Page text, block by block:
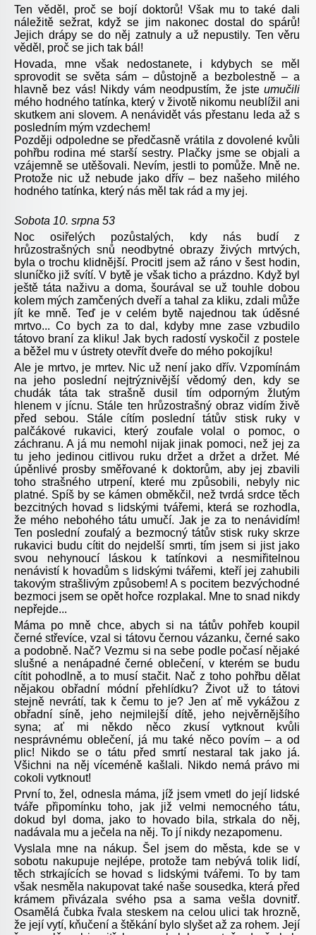
Ten věděl, proč se bojí doktorů! Však mu to také dali
náležitě sežrat, když se jim nakonec dostal do spárů!
Jejich drápy se do něj zatnuly a už nepustily. Ten věru
věděl, proč se jich tak bál!
Hovada, mne však nedostanete, i kdybych se měl
sprovodit se světa sám – důstojně a bezbolestně – a
hlavně bez vás! Nikdy vám neodpustím, že jste umučili
mého hodného tatínka, který v životě nikomu neublížil ani
skutkem ani slovem. A nenávidět vás přestanu leda až s
posledním mým vzdechem!
Později odpoledne se předčasně vrátila z dovolené kvůli
pohřbu rodina mé starší sestry. Plačky jsme se objali a
vzájemně se utěšovali. Nevím, jestli to pomůže. Mně ne.
Protože nic už nebude jako dřív – bez našeho milého
hodného tatínka, který nás měl tak rád a my jej.
Sobota 10. srpna 53
Noc osiřelých pozůstalých, kdy nás budí z
hrůzostrašných snů neodbytné obrazy živých mrtvých,
byla o trochu klidnější. Procitl jsem až ráno v šest hodin,
sluníčko již svítí. V bytě je však ticho a prázdno. Když byl
ještě táta naživu a doma, šourával se už touhle dobou
kolem mých zamčených dveří a tahal za kliku, zdali může
jít ke mně. Teď je v celém bytě najednou tak úděsné
mrtvo... Co bych za to dal, kdyby mne zase vzbudilo
tátovo braní za kliku! Jak bych radostí vyskočil z postele
a běžel mu v ústrety otevřít dveře do mého pokojíku!
Ale je mrtvo, je mrtev. Nic už není jako dřív. Vzpomínám
na jeho poslední nejtrýznivější vědomý den, kdy se
chudák táta tak strašně dusil tím odporným žlutým
hlenem v jícnu. Stále ten hrůzostrašný obraz vidím živě
před sebou. Stále cítím poslední tátův stisk ruky v
palčákové rukavici, který zoufale volal o pomoc, o
záchranu. A já mu nemohl nijak jinak pomoci, než jej za
tu jeho jedinou citlivou ruku držet a držet a držet. Mé
úpěnlivé prosby směřované k doktorům, aby jej zbavili
toho strašného utrpení, které mu způsobili, nebyly nic
platné. Spíš by se kámen obměkčil, než tvrdá srdce těch
bezcitných hovad s lidskými tvářemi, která se rozhodla,
že mého nebohého tátu umučí. Jak je za to nenávidím!
Ten poslední zoufalý a bezmocný tátův stisk ruky skrze
rukavici budu cítit do nejdelší smrti, tím jsem si jist jako
svou nehynoucí láskou k tatínkovi a nesmiřitelnou
nenávistí k hovadům s lidskými tvářemi, kteří jej zahubili
takovým strašlivým způsobem! A s pocitem bezvýchodné
bezmoci jsem se opět hořce rozplakal. Mne to snad nikdy
nepřejde...
Máma po mně chce, abych si na tátův pohřeb koupil
černé střevíce, vzal si tátovu černou vázanku, černé sako
a podobně. Nač? Vezmu si na sebe podle počasí nějaké
slušné a nenápadné černé oblečení, v kterém se budu
cítit pohodlně, a to musí stačit. Nač z toho pohřbu dělat
nějakou obřadní módní přehlídku? Život už to tátovi
stejně nevrátí, tak k čemu to je? Jen ať mě vykážou z
obřadní síně, jeho nejmilejší dítě, jeho nejvěrnějšího
syna; ať mi někdo něco zkusí vytknout kvůli
nesprávnému oblečení, já mu také něco povím – a od
plic! Nikdo se o tátu před smrtí nestaral tak jako já.
Všichni na něj víceméně kašlali. Nikdo nemá právo mi
cokoli vytknout!
První to, žel, odnesla máma, jíž jsem vmetl do její lidské
tváře připomínku toho, jak již velmi nemocného tátu,
dokud byl doma, jako to hovado bila, strkala do něj,
nadávala mu a ječela na něj. To jí nikdy nezapomenu.
Vyslala mne na nákup. Šel jsem do města, kde se v
sobotu nakupuje nejlépe, protože tam nebývá tolik lidí,
těch strkajících se hovad s lidskými tvářemi. To by tam
však nesměla nakupovat také naše sousedka, která před
krámem přivázala svého psa a sama vešla dovnitř.
Osamělá čubka řvala steskem na celou ulici tak hrozně,
že její vytí, kňučení a štěkání bylo slyšet až za rohem. Její